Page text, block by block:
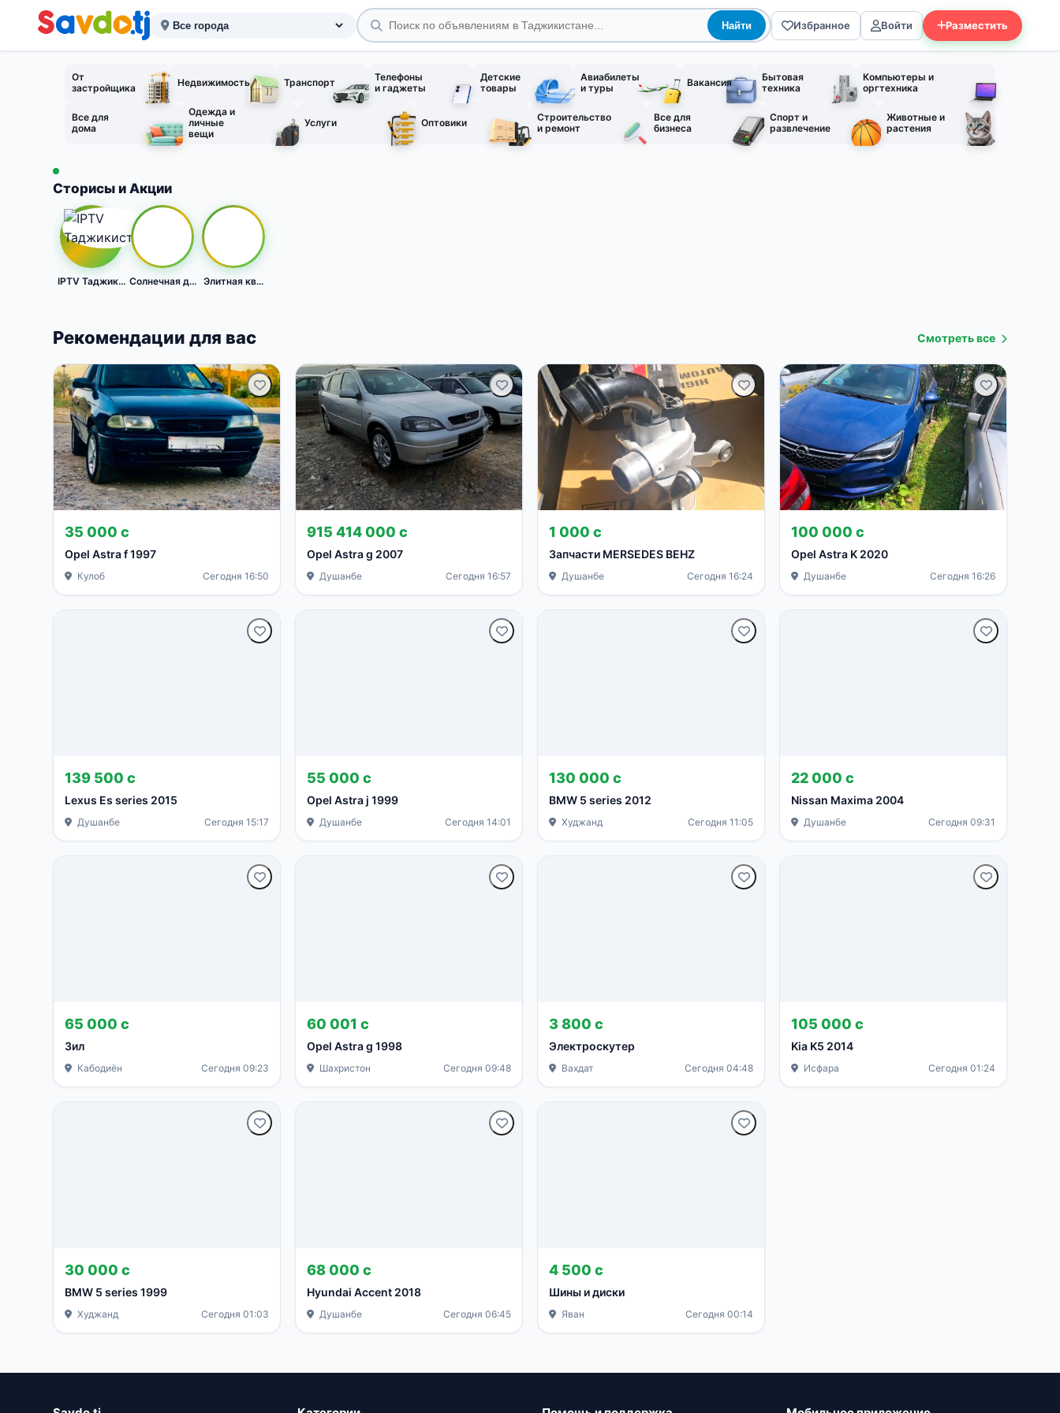
Найти Избранное Войти Разместить
От
застройщика
Недвижимость Транспорт
Телефоны
и гаджеты
Детские
товары
Авиабилеты
и туры
Вакансия
Бытовая
техника
Компьютеры и
оргтехника
Все для
дома
Одежда и
личные
вещи
Услуги Оптовики
Строительство
и ремонт
Все для
бизнеса
Спорт и
развлечение
Животные и
растения
Сторисы и Акции
IPTV Таджик... Солнечная д... Элитная кв...
Рекомендации для вас Смотреть все
35 000 с
Opel Astra f 1997
Кулоб Сегодня 16:50
915 414 000 с
Opel Astra g 2007
Душанбе Сегодня 16:57
1 000 с
Запчасти MERSEDES BEHZ
Душанбе Сегодня 16:24
100 000 с
Opel Astra K 2020
Душанбе Сегодня 16:26
139 500 с
Lexus Es series 2015
Душанбе Сегодня 15:17
55 000 с
Opel Astra j 1999
Душанбе Сегодня 14:01
130 000 с
BMW 5 series 2012
Худжанд Сегодня 11:05
22 000 с
Nissan Maxima 2004
Душанбе Сегодня 09:31
65 000 с
Зил
Кабодиён Сегодня 09:23
60 001 с
Opel Astra g 1998
Шахристон Сегодня 09:48
3 800 с
Электроскутер
Вахдат Сегодня 04:48
105 000 с
Kia K5 2014
Исфара Сегодня 01:24
30 000 с
BMW 5 series 1999
Худжанд Сегодня 01:03
68 000 с
Hyundai Accent 2018
Душанбе Сегодня 06:45
4 500 с
Шины и диски
Яван Сегодня 00:14